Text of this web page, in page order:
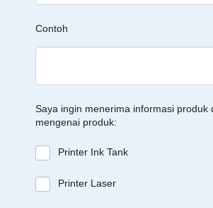
Contoh
Saya ingin menerima informasi produk
mengenai produk:
Printer Ink Tank
Printer Laser